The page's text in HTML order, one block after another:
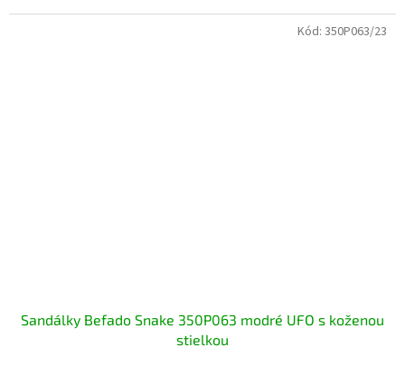
Sandálky Befado Snake 350P063 modré UFO s koženou
stielkou
Kód: 350P063/23